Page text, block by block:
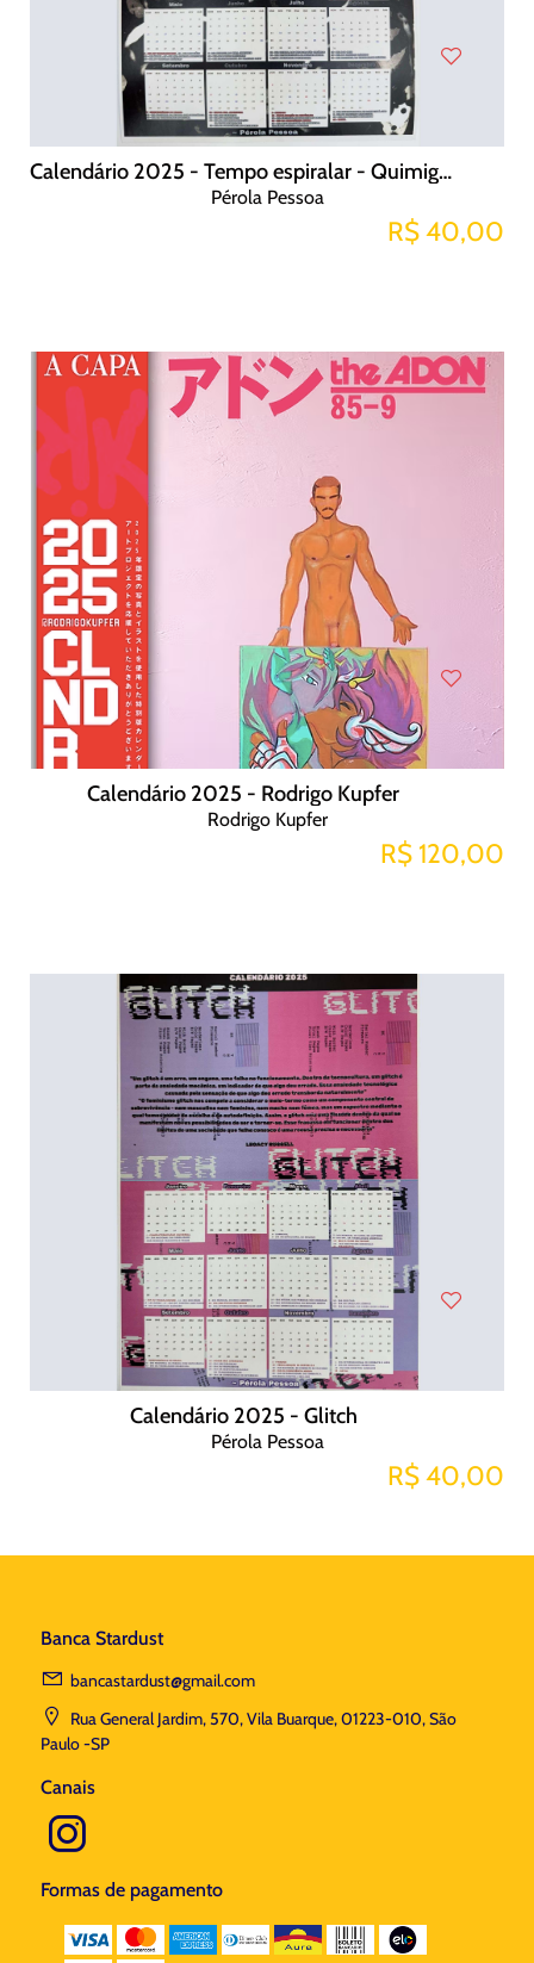
Calendário 2025 - Tempo espiralar - Quimigrama
Pérola Pessoa
R$ 40,00
Calendário 2025 - Rodrigo Kupfer
Rodrigo Kupfer
R$ 120,00
Calendário 2025 - Glitch
Pérola Pessoa
R$ 40,00
Banca Stardust
bancastardust@gmail.com
Rua General Jardim, 570, Vila Buarque, 01223-010, São
Paulo -SP
Canais
Formas de pagamento